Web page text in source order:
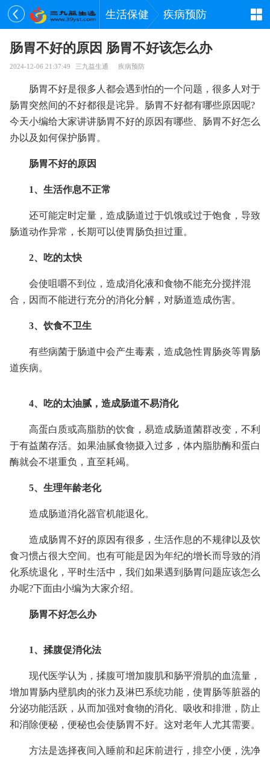
生活保健 疾病预防
肠胃不好的原因 肠胃不好该怎么办
2024-12-06 21:37:49 三九益生通 疾病预防
肠胃不好是很多人都会遇到怕的一个问题，很多人对于
肠胃突然间的不好都很是诧异。肠胃不好都有哪些原因呢?
今天小编给大家讲讲肠胃不好的原因有哪些、肠胃不好怎么
办以及如何保护肠胃。
肠胃不好的原因
1、生活作息不正常
还可能定时定量，造成肠道过于饥饿或过于饱食，导致
肠道动作异常，长期可以使胃肠负担过重。
2、吃的太快
会使咀嚼不到位，造成消化液和食物不能充分搅拌混
合，因而不能进行充分的消化分解，对肠道造成伤害。
3、饮食不卫生
有些病菌于肠道中会产生毒素，造成急性胃肠炎等胃肠
道疾病。
4、吃的太油腻，造成肠道不易消化
高蛋白质或高脂肪的饮食，易造成肠道菌群改变，不利
于有益菌存活。如果油腻食物摄入过多，体内脂肪酶和蛋白
酶就会不堪重负，直至耗竭。
5、生理年龄老化
造成肠道消化器官机能退化。
造成肠胃不好的原因有很多，生活作息的不规律以及饮
食习惯占很大空间。也有可能是因为年纪的增长而导致的消
化系统退化，平时生活中，我们如果遇到肠胃问题应该怎么
办呢?下面由小编为大家介绍。
肠胃不好怎么办
1、揉腹促消化法
现代医学认为，揉腹可增加腹肌和肠平滑肌的血流量，
增加胃肠内壁肌肉的张力及淋巴系统功能，使胃肠等脏器的
分泌功能活跃，从而加强对食物的消化、吸收和排泄，防止
和消除便秘，便秘也会使肠胃不好。这对老年人尤其需要。
方法是选择夜间入睡前和起床前进行，排空小便，洗净